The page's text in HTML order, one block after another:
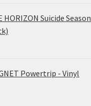
14.50 €
through
26.00 €
HORIZON Suicide Season
Powertrip - Vinyl